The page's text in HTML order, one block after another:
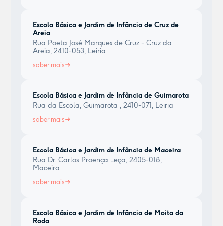
Escola Básica e Jardim de Infância de Cruz de
Areia
Rua Poeta José Marques de Cruz - Cruz da
Areia, 2410-053, Leiria
saber mais
Escola Básica e Jardim de Infância de Guimarota
Rua da Escola, Guimarota , 2410-071, Leiria
saber mais
Escola Básica e Jardim de Infância de Maceira
Rua Dr. Carlos Proença Leça, 2405-018,
Maceira
saber mais
Escola Básica e Jardim de Infância de Moita da
Roda